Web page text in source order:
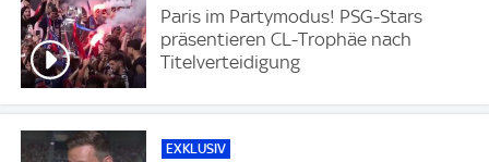
Paris im Partymodus! PSG-Stars
präsentieren CL-Trophäe nach
Titelverteidigung
EXKLUSIV